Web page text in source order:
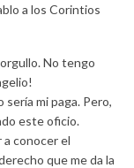
a los Corintios
No tengo
mi paga. Pero,
este oficio.
a conocer el
que me da la